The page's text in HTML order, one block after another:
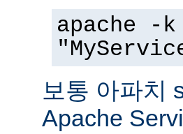
apache
보통 아파치
Apache